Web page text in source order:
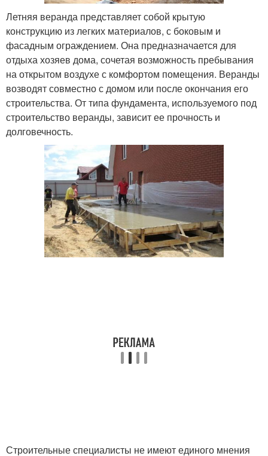
Летняя веранда представляет собой крытую
конструкцию из легких материалов, с боковым и
фасадным ограждением. Она предназначается для
отдыха хозяев дома, сочетая возможность пребывания
на открытом воздухе с комфортом помещения. Веранды
возводят совместно с домом или после окончания его
строительства. От типа фундамента, используемого под
строительство веранды, зависит ее прочность и
долговечность.
Строительные специалисты не имеют единого мнения